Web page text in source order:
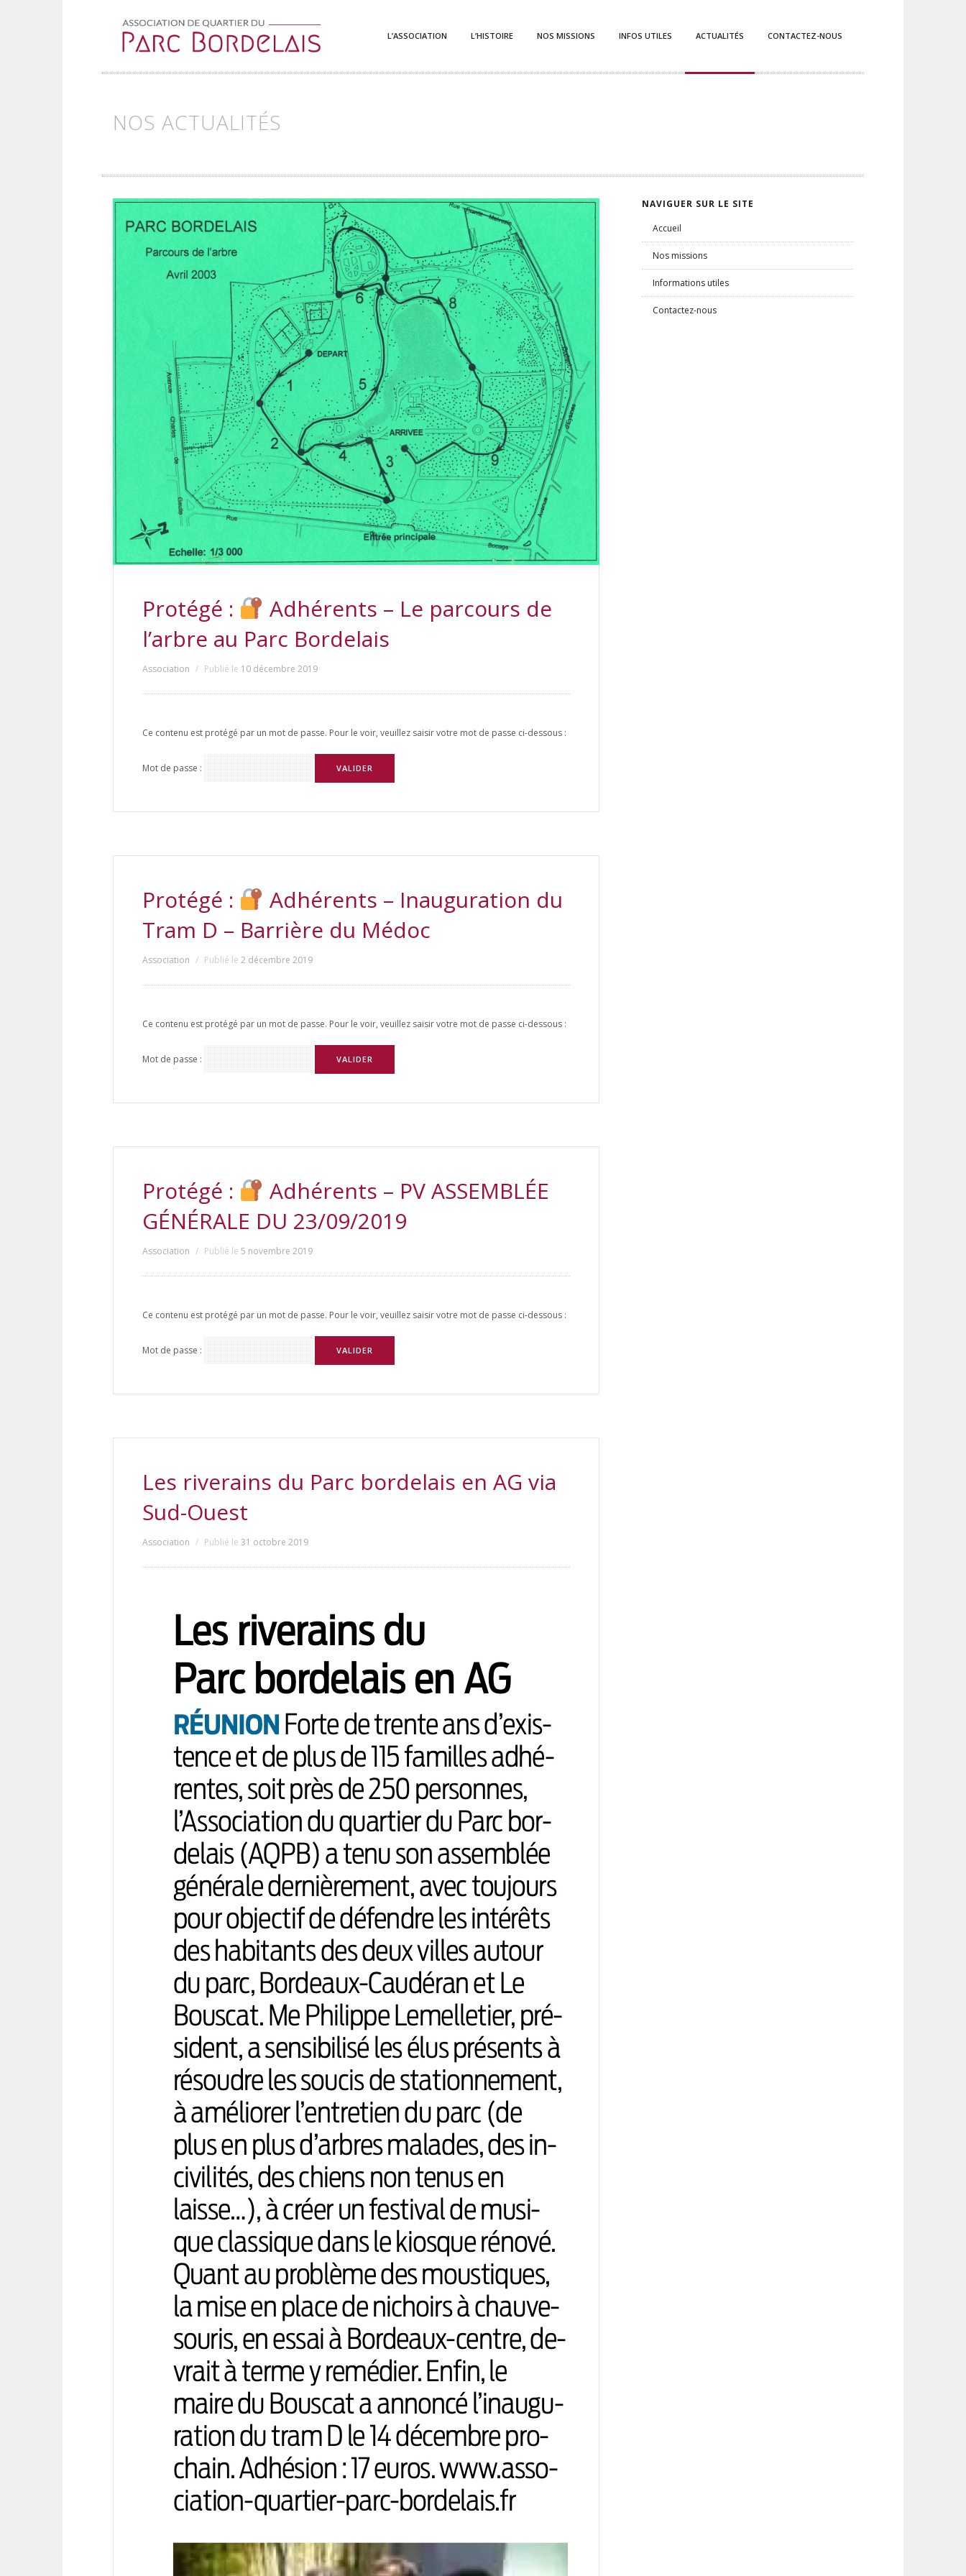
L’ASSOCIATION L’HISTOIRE NOS MISSIONS INFOS UTILES ACTUALITÉS CONTACTEZ-NOUS
NOS ACTUALITÉS
Protégé :
Adhérents – Le parcours de
l’arbre au Parc Bordelais
Association Publié le 10 décembre 2019
Ce contenu est protégé par un mot de passe. Pour le voir, veuillez saisir votre mot de passe ci-dessous :
Mot de passe :
Protégé :
Adhérents – Inauguration du
Tram D – Barrière du Médoc
Association Publié le 2 décembre 2019
Ce contenu est protégé par un mot de passe. Pour le voir, veuillez saisir votre mot de passe ci-dessous :
Mot de passe :
Protégé :
Adhérents – PV ASSEMBLÉE
GÉNÉRALE DU 23/09/2019
Association Publié le 5 novembre 2019
Ce contenu est protégé par un mot de passe. Pour le voir, veuillez saisir votre mot de passe ci-dessous :
Mot de passe :
Les riverains du Parc bordelais en AG via
Sud-Ouest
Association Publié le 31 octobre 2019
NAVIGUER SUR LE SITE
Accueil
Nos missions
Informations utiles
Contactez-nous